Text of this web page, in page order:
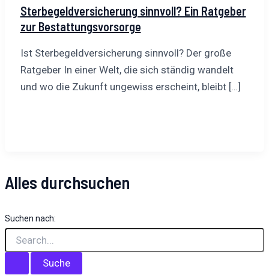
Sterbegeldversicherung sinnvoll? Ein Ratgeber
zur Bestattungsvorsorge
Ist Sterbegeldversicherung sinnvoll? Der große
Ratgeber In einer Welt, die sich ständig wandelt
und wo die Zukunft ungewiss erscheint, bleibt […]
Alles durchsuchen
Suchen nach: